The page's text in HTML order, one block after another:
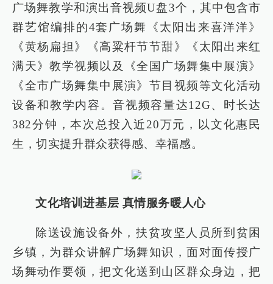
广场舞教学和演出音视频U盘3个，其中包含市
群艺馆编排的4套广场舞《太阳出来喜洋洋》
《黄杨扁担》《高粱杆节节甜》《太阳出来红
满天》教学视频以及《全国广场舞集中展演》
《全市广场舞集中展演》节目视频等文化活动
设备和教学内容。音视频容量达12G、时长达
382分钟，本次总投入近20万元，以文化惠民
生，切实提升群众获得感、幸福感。
文化培训进基层 真情服务暖人心
除送设施设备外，扶贫攻坚人员所到贫困
乡镇，为群众讲解广场舞知识，面对面传授广
场舞动作要领，把文化送到山区群众身边，把